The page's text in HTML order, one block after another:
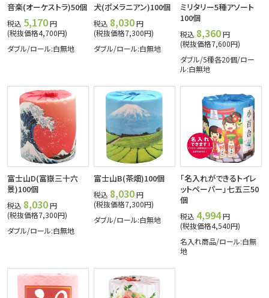
音楽(オーケストラ)50個
税込 5,170円
(税抜価格4,700円)
ダブル/ロール:白無地
犬(ポメラニアン)100個
税込 8,030円
(税抜価格7,300円)
ダブル/ロール:白無地
ミリタリー5種アソート
100個
税込 8,360円
(税抜価格7,600円)
ダブル/5種各20個/ロー
ル:白無地
富士山D(富嶽三十六
景)100個
税込 8,030円
(税抜価格7,300円)
ダブル/ロール:白無地
富士山B(茶畑)100個
税込 8,030円
(税抜価格7,300円)
ダブル/ロール:白無地
「名入れができるトイレ
ットペーパー」七五三50
個
税込 4,994円
(税抜価格4,540円)
名入れ商品/ロール:白無
地